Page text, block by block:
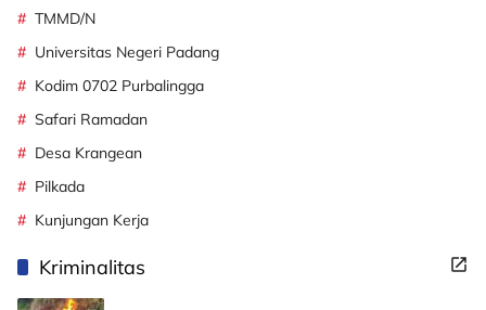
TMMD/N
Universitas Negeri Padang
Kodim 0702 Purbalingga
Safari Ramadan
Desa Krangean
Pilkada
Kunjungan Kerja
Kriminalitas